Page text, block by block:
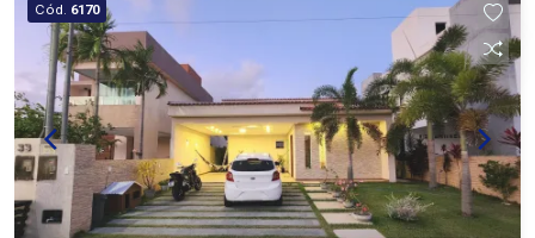
Cód. 6170